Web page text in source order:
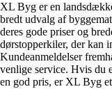
XL Byg er en
bredt udvalg af
deres gode priser og
dørstopperkiler, der kan
Kundeanmeldelser
venlige service. Hvis du
en god pris, er XL Byg